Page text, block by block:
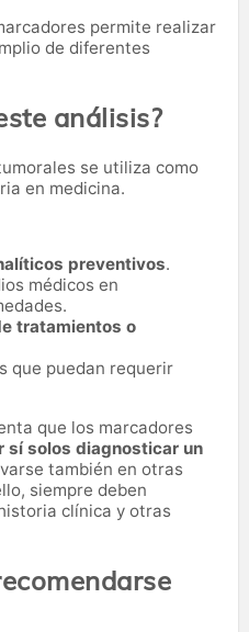
permite realizar
de diferentes
análisis?
se utiliza como
en medicina.
preventivos.
médicos en
tratamientos o
que puedan requerir
que los marcadores
sí solos diagnosticar un
también en otras
siempre deben
clínica y otras